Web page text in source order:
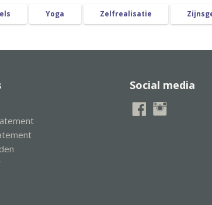
Yoga Zelfrealisatie
Social media